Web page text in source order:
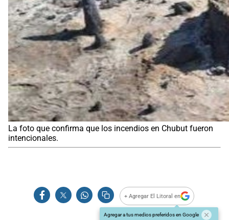
La foto que confirma que los incendios en Chubut fueron
intencionales.
+ Agregar El Litoral en
Agregar a tus medios preferidos en Google